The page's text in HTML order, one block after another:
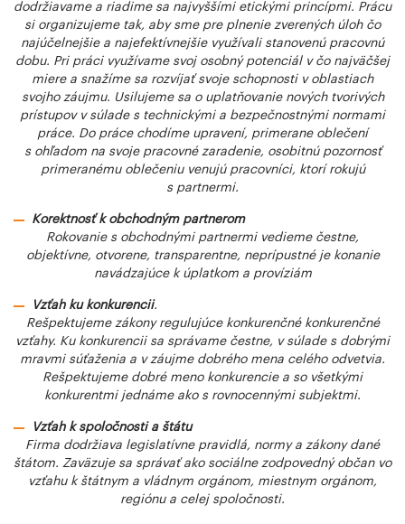
dodržiavame a riadime sa najvyššími etickými princípmi. Prácu
si organizujeme tak, aby sme pre plnenie zverených úloh čo
najúčelnejšie a najefektívnejšie využívali stanovenú pracovnú
dobu. Pri práci využívame svoj osobný potenciál v čo najväčšej
miere a snažíme sa rozvíjať svoje schopnosti v oblastiach
svojho záujmu. Usilujeme sa o uplatňovanie nových tvorivých
prístupov v súlade s technickými a bezpečnostnými normami
práce. Do práce chodíme upravení, primerane oblečení
s ohľadom na svoje pracovné zaradenie, osobitnú pozornosť
primeranému oblečeniu venujú pracovníci, ktorí rokujú
s partnermi.
Korektnosť k obchodným partnerom
Rokovanie s obchodnými partnermi vedieme čestne,
objektívne, otvorene, transparentne, neprípustné je konanie
navádzajúce k úplatkom a províziám
Vzťah ku konkurencii.
Rešpektujeme zákony regulujúce konkurenčné konkurenčné
vzťahy. Ku konkurencii sa správame čestne, v súlade s dobrými
mravmi súťaženia a v záujme dobrého mena celého odvetvia.
Rešpektujeme dobré meno konkurencie a so všetkými
konkurentmi jednáme ako s rovnocennými subjektmi.
Vzťah k spoločnosti a štátu
Firma dodržiava legislatívne pravidlá, normy a zákony dané
štátom. Zaväzuje sa správať ako sociálne zodpovedný občan vo
vzťahu k štátnym a vládnym orgánom, miestnym orgánom,
regiónu a celej spoločnosti.